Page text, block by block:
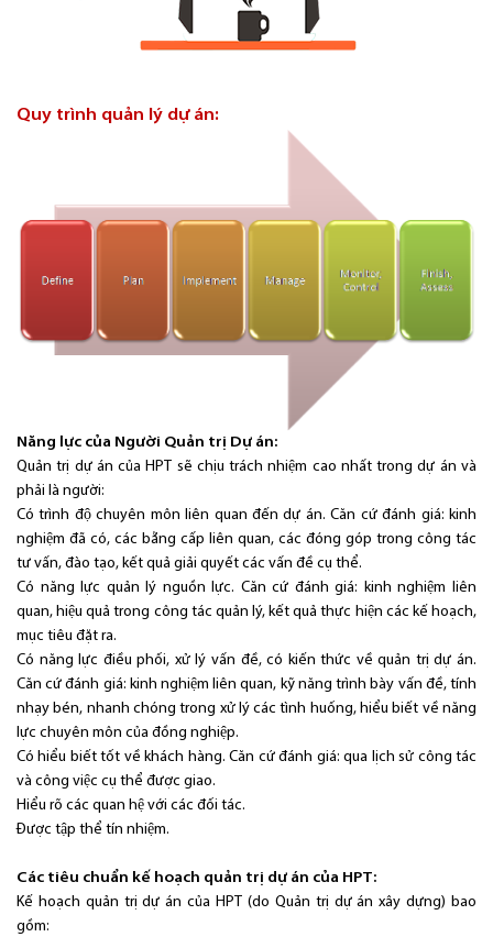
Quy trình quản lý dự án:
Năng lực của Người Quản trị Dự án:
Quản trị dự án của HPT sẽ chịu trách nhiệm cao nhất trong dự án và
phải là người:
Có trình độ chuyên môn liên quan đến dự án. Căn cứ đánh giá: kinh
nghiệm đã có, các bằng cấp liên quan, các đóng góp trong công tác
tư vấn, đào tạo, kết quả giải quyết các vấn đề cụ thể.
Có năng lực quản lý nguồn lực. Căn cứ đánh giá: kinh nghiệm liên
quan, hiệu quả trong công tác quản lý, kết quả thực hiện các kế hoạch,
mục tiêu đặt ra.
Có năng lực điều phối, xử lý vấn đề, có kiến thức về quản trị dự án.
Căn cứ đánh giá: kinh nghiệm liên quan, kỹ năng trình bày vấn đề, tính
nhạy bén, nhanh chóng trong xử lý các tình huống, hiểu biết về năng
lực chuyên môn của đồng nghiệp.
Có hiểu biết tốt về khách hàng. Căn cứ đánh giá: qua lịch sử công tác
và công việc cụ thể được giao.
Hiểu rõ các quan hệ với các đối tác.
Được tập thể tín nhiệm.
Các tiêu chuẩn kế hoạch quản trị dự án của HPT:
Kế hoạch quản trị dự án của HPT (do Quản trị dự án xây dựng) bao
gồm: